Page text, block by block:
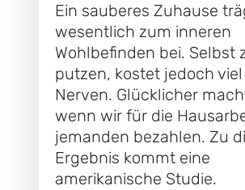
Ein sauberes Zuhause
wesentlich zum inneren
Wohlbefinden bei. Selbst
putzen, kostet jedoch
Nerven. Glücklicher
wenn wir für die
jemanden bezahlen. Zu
Ergebnis kommt eine
amerikanische Studie.